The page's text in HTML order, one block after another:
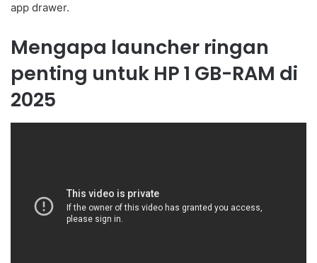
app drawer.
Mengapa launcher ringan
penting untuk HP 1 GB-RAM di
2025